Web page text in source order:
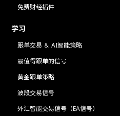
免费财经插件
学习
跟单交易 ＆ AI智能策略
最值得跟单的信号
黄金跟单策略
波段交易信号
外汇智能交易信号（EA信号）